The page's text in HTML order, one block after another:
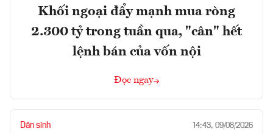
Khối ngoại đẩy mạnh mua ròng
2.300 tỷ trong tuần qua, "cân" hết
lệnh bán của vốn nội
Đọc ngay
Dân sinh 14:43, 09/08/2026